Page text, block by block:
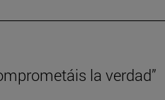
la verdad”